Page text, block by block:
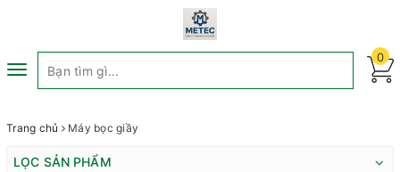
Toggle
navigation
0
Trang chủ Máy bọc giầy
LỌC SẢN PHẨM